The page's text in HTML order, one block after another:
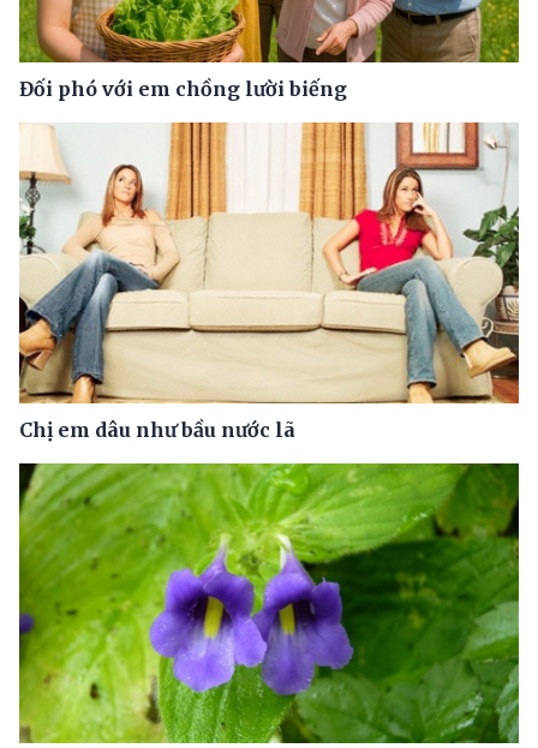
Đối phó với em chồng lười biếng
Chị em dâu như bầu nước lã